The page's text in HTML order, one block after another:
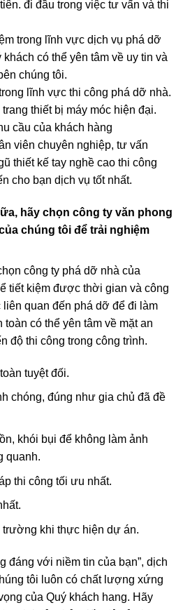
đi đầu trong việc tư vấn và thi
trong lĩnh vực dịch vụ phá dỡ
có thể yên tâm về uy tin và
chúng tôi.
lĩnh vực thi công phá dỡ nhà.
thiết bị máy móc hiện đại.
cầu của khách hàng
viên chuyên nghiệp, tư vấn
thiết kế tay nghề cao thi công
cho bạn dịch vụ tốt nhất.
hãy chọn công ty văn phong
chúng tôi để trải nghiệm
công ty phá dỡ nhà của
tiết kiệm được thời gian và công
quan đến phá dỡ để đi làm
có thể yên tâm về mặt an
độ thi công trong công trình.
tuyệt đối.
chóng, đúng như gia chủ đã đề
khói bụi để không làm ảnh
quanh.
thi công tối ưu nhất.
khi thực hiện dự án.
đáng với niềm tin của bạn”, dịch
tôi luôn có chất lượng xứng
của Quý khách hang. Hãy